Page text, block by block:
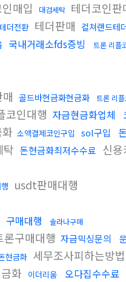
매입 대검세탁 테더코인판
더전환 테더판매 컬쳐랜드테
국내거래소fds증빙 트론 리플
골드바현금화현금화 트론 리
코인대행 자금현금화업체
소액결제코인구입 sol구입
탁 돈현금화최저수수료 신
usdt판매대행
구매대행 솔라나구매
론구매대행 자금믹싱문의
현금화 세무조사피하는방법
화 이더리움 오다집수수료